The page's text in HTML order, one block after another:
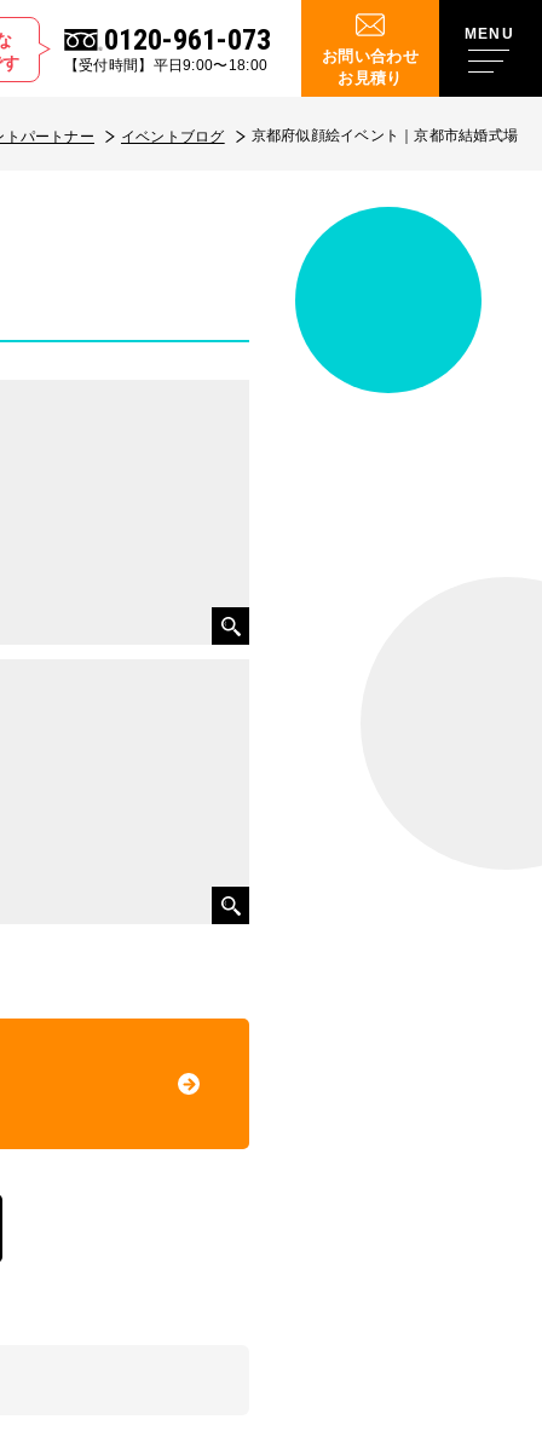
0120-961-073
【受付時間】平日9:00〜18:00
お問い合わせ
お見積り
トパートナー イベントブログ 京都府似顔絵イベント｜京都市結婚式場